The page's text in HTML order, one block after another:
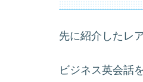
先に紹介したレ
ビジネス英会話